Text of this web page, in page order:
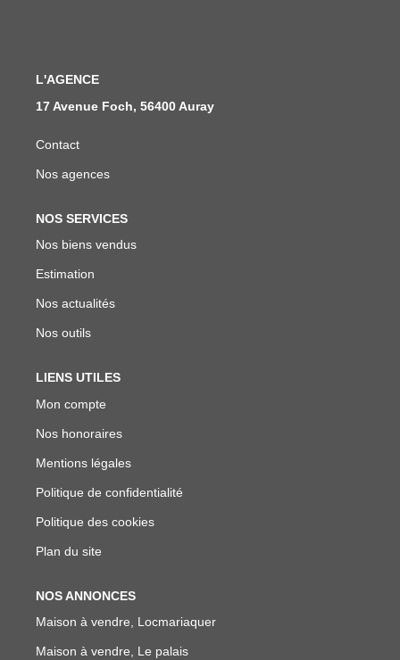
L'AGENCE
17 Avenue Foch, 56400 Auray
Contact
Nos agences
NOS SERVICES
Nos biens vendus
Estimation
Nos actualités
Nos outils
LIENS UTILES
Mon compte
Nos honoraires
Mentions légales
Politique de confidentialité
Politique des cookies
Plan du site
NOS ANNONCES
Maison à vendre, Locmariaquer
Maison à vendre, Le palais